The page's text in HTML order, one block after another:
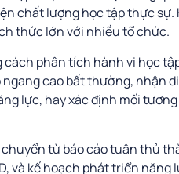
chất lượng học tập thực
thức lớn với nhiều tổ chức.
cách phân tích hành vi học
cao bất thường, nhận
lực, hay xác định mối
chuyển từ báo cáo tuân thủ
và kế hoạch phát triển năng